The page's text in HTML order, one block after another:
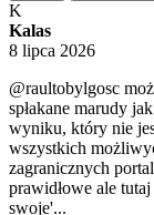
K
Kalas
8 lipca 2026
@raultobylgosc
spłakane marudy
wyniku, który nie
wszystkich
zagranicznych
prawidłowe ale
swoje'...